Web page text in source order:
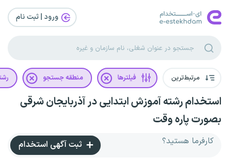
ورود | ثبت‌ نام
مرتبط‌ترین فیلترها منطقه جستجو
استخدام رشته آموزش ابتدایی در آذربایجان شرقی
بصورت پاره وقت
کارفرما هستید؟ ثبت آگهی استخدام